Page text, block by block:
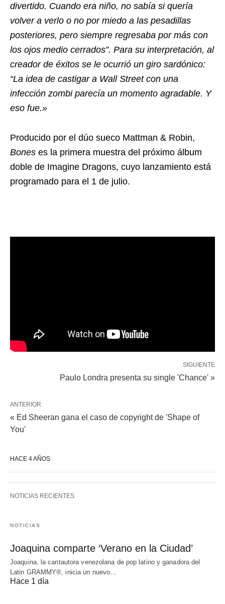
divertido. Cuando era niño, no sabía si quería
volver a verlo o no por miedo a las pesadillas
posteriores, pero siempre regresaba por más con
los ojos medio cerrados”. Para su interpretación, al
creador de éxitos se le ocurrió un giro sardónico:
“La idea de castigar a Wall Street con una
infección zombi parecía un momento agradable. Y
eso fue.»
Producido por el dúo sueco Mattman & Robin,
Bones es la primera muestra del próximo álbum
doble de Imagine Dragons, cuyo lanzamiento está
programado para el 1 de julio.
SIGUIENTE
Paulo Londra presenta su single 'Chance' »
ANTERIOR
« Ed Sheeran gana el caso de copyright de 'Shape of
You'
HACE 4 AÑOS
NOTICIAS RECIENTES
NOTICIAS
Joaquina comparte ‘Verano en la Ciudad’
Joaquina, la cantautora venezolana de pop latino y ganadora del
Latin GRAMMY®, inicia un nuevo…
Hace 1 día